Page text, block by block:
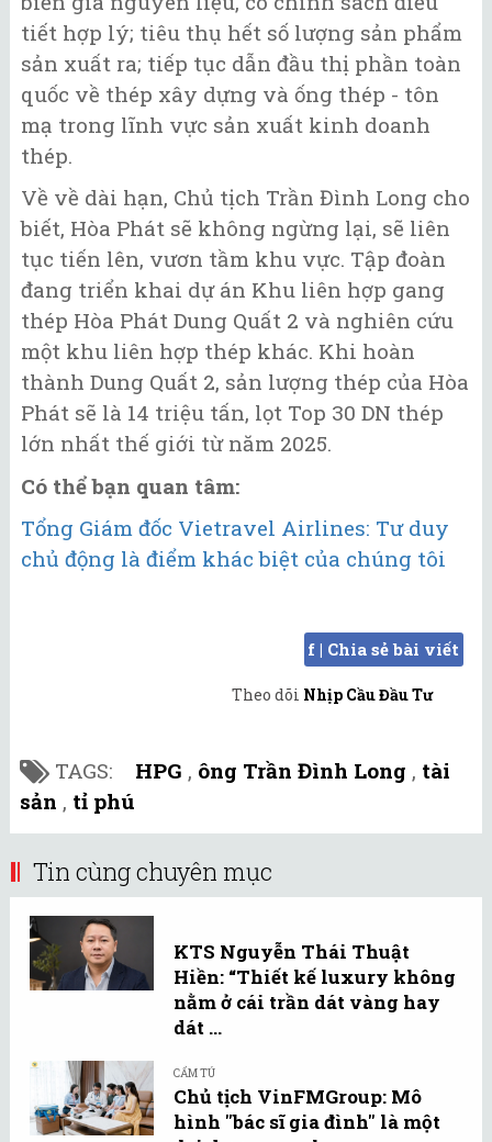
tiết hợp lý; tiêu thụ hết số lượng sản phẩm
sản xuất ra; tiếp tục dẫn đầu thị phần toàn
quốc về thép xây dựng và ống thép - tôn
mạ trong lĩnh vực sản xuất kinh doanh
thép.
Về về dài hạn, Chủ tịch Trần Đình Long cho
biết, Hòa Phát sẽ không ngừng lại, sẽ liên
tục tiến lên, vươn tầm khu vực. Tập đoàn
đang triển khai dự án Khu liên hợp gang
thép Hòa Phát Dung Quất 2 và nghiên cứu
một khu liên hợp thép khác. Khi hoàn
thành Dung Quất 2, sản lượng thép của Hòa
Phát sẽ là 14 triệu tấn, lọt Top 30 DN thép
lớn nhất thế giới từ năm 2025.
Có thể bạn quan tâm:
Tổng Giám đốc Vietravel Airlines: Tư duy
chủ động là điểm khác biệt của chúng tôi
f | Chia sẻ bài viết
Theo dõi Nhịp Cầu Đầu Tư
TAGS: HPG , ông Trần Đình Long , tài
sản , tỉ phú
Tin cùng chuyên mục
KTS Nguyễn Thái Thuật
Hiền: “Thiết kế luxury không
nằm ở cái trần dát vàng hay
dát ...
CẨM TÚ
Chủ tịch VinFMGroup: Mô
hình "bác sĩ gia đình" là một